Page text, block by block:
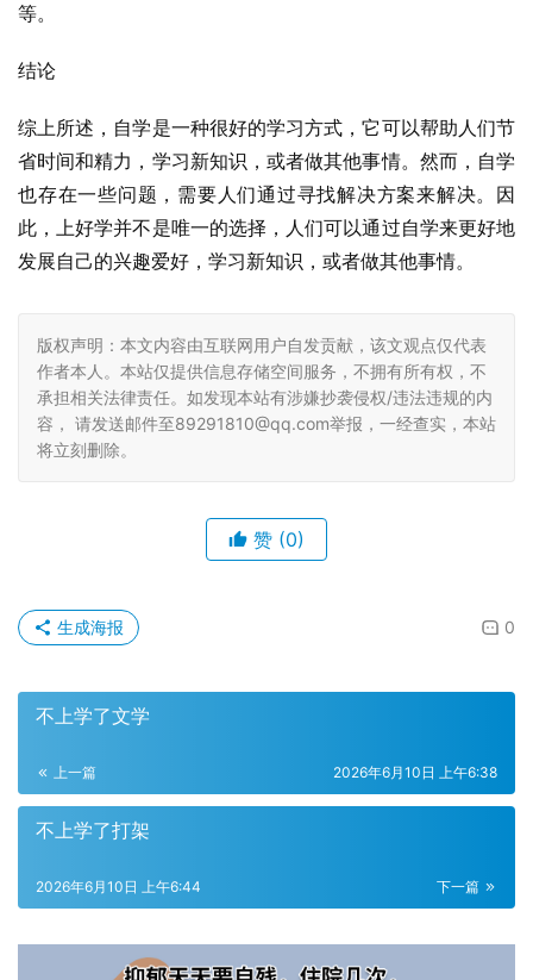
等。
结论
综上所述，自学是一种很好的学习方式，它可以帮助人们节
省时间和精力，学习新知识，或者做其他事情。然而，自学
也存在一些问题，需要人们通过寻找解决方案来解决。因
此，上好学并不是唯一的选择，人们可以通过自学来更好地
发展自己的兴趣爱好，学习新知识，或者做其他事情。
版权声明：本文内容由互联网用户自发贡献，该文观点仅代表
作者本人。本站仅提供信息存储空间服务，不拥有所有权，不
承担相关法律责任。如发现本站有涉嫌抄袭侵权/违法违规的内
容， 请发送邮件至89291810@qq.com举报，一经查实，本站
将立刻删除。
赞 (0)
0
生成海报
不上学了文学
上一篇 2026年6月10日 上午6:38
不上学了打架
下一篇
2026年6月10日 上午6:44